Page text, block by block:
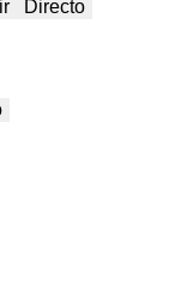
Directo